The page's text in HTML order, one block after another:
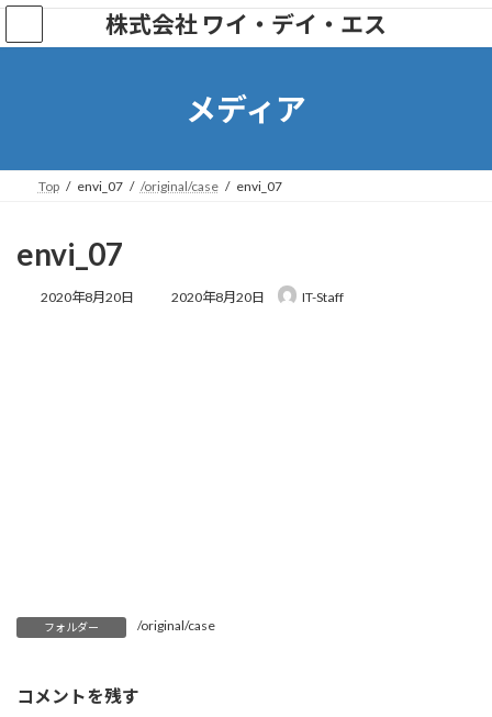
株式会社 ワイ・デイ・エス
メディア
Top envi_07 /original/case envi_07
envi_07
2020年8月20日 2020年8月20日 IT-Staff
フォルダー /original/case
コメントを残す